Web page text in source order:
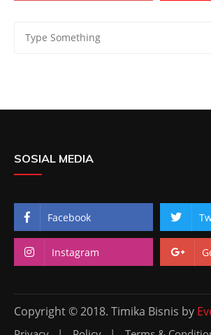
SOSIAL MEDIA
Facebook
Instagram
Copyright © 2018. Timika Bisnis by